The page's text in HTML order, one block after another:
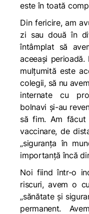
este în toată
Din fericire, am
zi sau două în
întâmplat să
aceeași
mulțumită este
colegii, să nu
internate cu
bolnavi și-au
să fim. Am
vaccinare, de
„siguranța în
importanță încă
Noi fiind într-o
riscuri, avem o
„sănătate și
permanent.